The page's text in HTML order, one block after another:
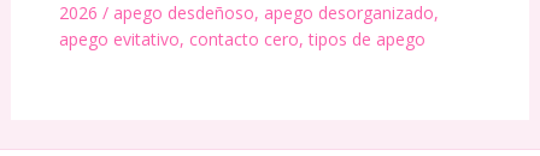
2026 / apego desdeñoso, apego desorganizado,
apego evitativo, contacto cero,tipos de apego